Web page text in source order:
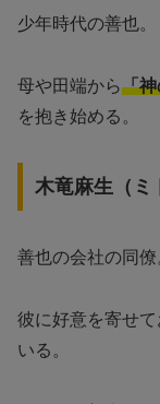
少年時代の善也。
母や田端から「
を抱き始める。
木竜麻生（ミ
善也の会社の同僚
彼に好意を寄せ
いる。